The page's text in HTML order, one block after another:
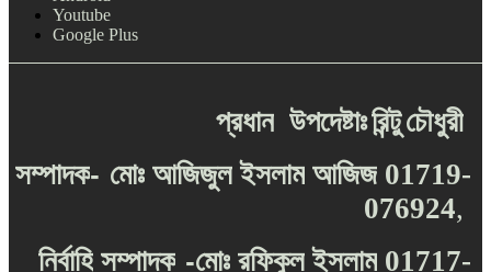
Youtube
Google Plus
প্রধান উপদেষ্টাঃরিন্টুচৌধুরী
সম্পাদক- মোঃ আজিজুল ইসলাম আজিজ 01719-
076924,
নির্বাহি সম্পাদক -মোঃ রফিকুল ইসলাম 01717-